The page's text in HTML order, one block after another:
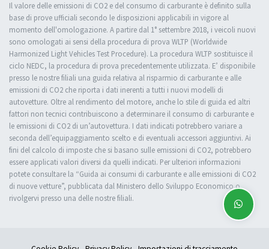
Il valore delle emissioni di CO2 e del consumo di carburante è definito sulla
base di prove ufficiali secondo le disposizioni applicabili in vigore al
momento dell'omologazione. A partire dal 1° settembre 2018, i veicoli nuovi
sono omologati ai sensi della procedura di prova WLTP (Worldwide
Harmonized Light Vehicles Test Procedure). La procedura WLTP sostituisce il
ciclo NEDC, la procedura di prova precedentemente utilizzata. E’ disponibile
presso le nostre filiali una guida relativa al risparmio di carburante e alle
emissioni di CO2 che riporta i dati inerenti a tutti i nuovi modelli di
autovetture. Oltre al rendimento del motore, anche lo stile di guida ed altri
fattori non tecnici contribuiscono a determinare il consumo di carburante e
le emissioni di CO2 di un’autovettura. I dati indicati potrebbero variare a
seconda dell’equipaggiamento scelto e di eventuali accessori aggiuntivi. Ai
fini del calcolo di imposte che si basano sulle emissioni di CO2, potrebbero
essere applicati valori diversi da quelli indicati. Per ulteriori informazioni
potete consultare la “Guida ai consumi di carburante e alle emissioni di CO2
di nuove vetture”, pubblicata dal Ministero dello Sviluppo Economico o
rivolgervi presso una delle nostre filiali.